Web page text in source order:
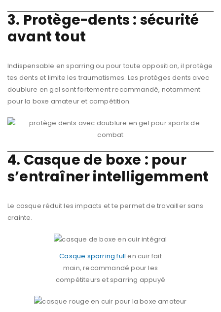
3. Protège-dents : sécurité
avant tout
Indispensable en sparring ou pour toute opposition, il protège
tes dents et limite les traumatismes. Les protèges dents avec
doublure en gel sont fortement recommandé, notamment
pour la boxe amateur et compétition.
4. Casque de boxe : pour
s’entraîner intelligemment
Le casque réduit les impacts et te permet de travailler sans
crainte.
Casque sparring full en cuir fait
main, recommandé pour les
compétiteurs et sparring appuyé